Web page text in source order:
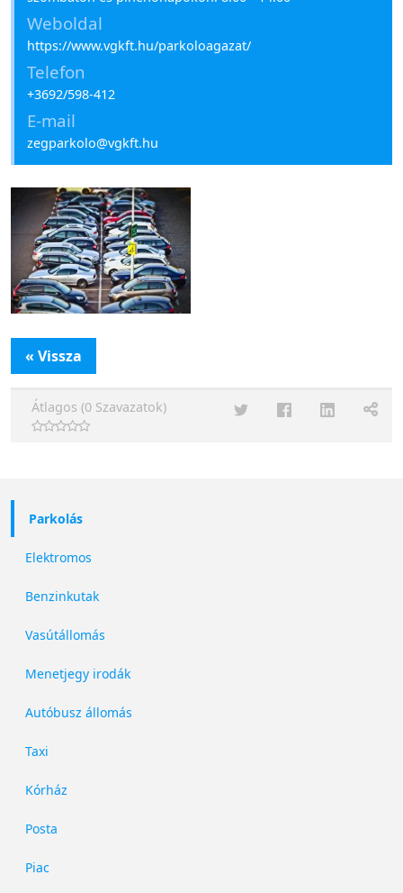
Weboldal
https://www.vgkft.hu/parkoloagazat/
Telefon
+3692/598-412
E-mail
zegparkolo@vgkft.hu
« Vissza
Átlagos (0 Szavazatok)
Parkolás
Elektromos
Benzinkutak
Vasútállomás
Menetjegy irodák
Autóbusz állomás
Taxi
Kórház
Posta
Piac